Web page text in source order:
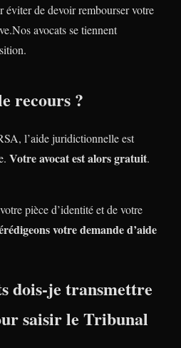
de devoir rembourser votre
avocats se tiennent
recours ?
l’aide juridictionnelle est
Votre avocat est alors gratuit.
pièce d’identité et de votre
votre demande d’aide
dois-je transmettre
saisir le Tribunal